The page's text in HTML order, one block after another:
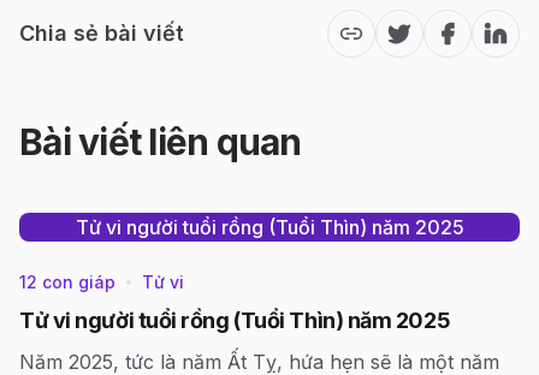
Chia sẻ bài viết
TwitterFacebook
Bài viết liên quan
Tử vi người tuổi rồng (Tuổi Thìn) năm 2025
12 con giáp Tử vi
Tử vi người tuổi rồng (Tuổi Thìn) năm 2025
Năm 2025, tức là năm Ất Tỵ, hứa hẹn sẽ là một năm